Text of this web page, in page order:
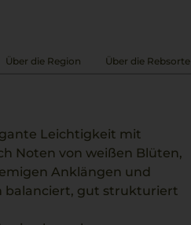
Über die Region Über die Rebsorte
Leichtigkeit mit
Noten von weißen Blüten,
Anklängen und
balanciert, gut strukturiert